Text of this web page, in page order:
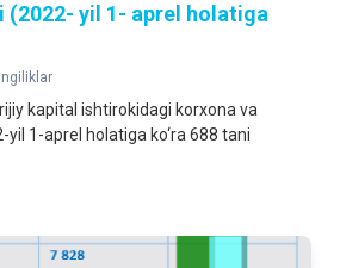
yil 1- aprel holatiga
kapital ishtirokidagi korxona va
1-aprel holatiga ko‘ra 688 tani